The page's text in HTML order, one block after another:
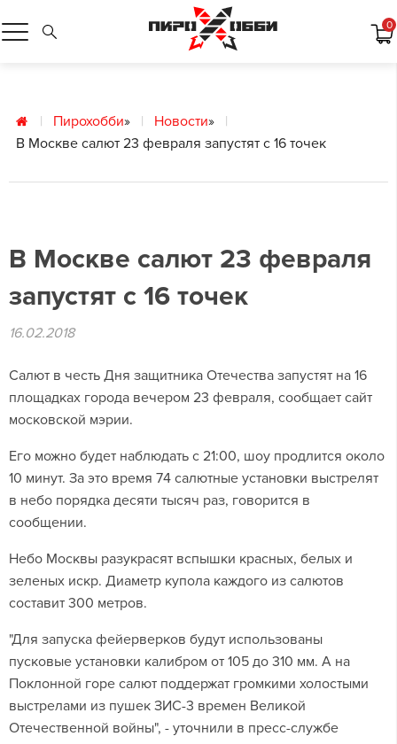
0
Пирохобби» Новости»
В Москве салют 23 февраля запустят с 16 точек
В Москве салют 23 февраля
запустят с 16 точек
16.02.2018
Салют в честь Дня защитника Отечества запустят на 16
площадках города вечером 23 февраля, сообщает сайт
московской мэрии.
Его можно будет наблюдать с 21:00, шоу продлится около
10 минут. За это время 74 салютные установки выстрелят
в небо порядка десяти тысяч раз, говорится в
сообщении.
Небо Москвы разукрасят вспышки красных, белых и
зеленых искр. Диаметр купола каждого из салютов
составит 300 метров.
"Для запуска фейерверков будут использованы
пусковые установки калибром от 105 до 310 мм. А на
Поклонной горе салют поддержат громкими холостыми
выстрелами из пушек ЗИС-3 времен Великой
Отечественной войны", - уточнили в пресс-службе